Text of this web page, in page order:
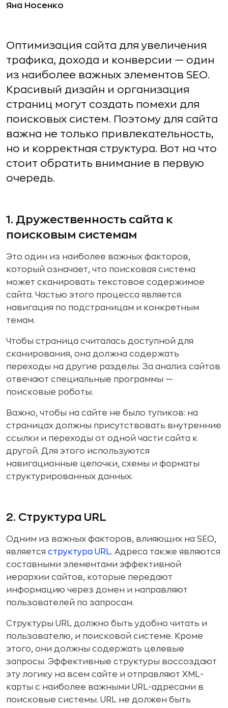
Яна Носенко
Оптимизация сайта для увеличения
трафика, дохода и конверсии — один
из наиболее важных элементов SEO.
Красивый дизайн и организация
страниц могут создать помехи для
поисковых систем. Поэтому для сайта
важна не только привлекательность,
но и корректная структура. Вот на что
стоит обратить внимание в первую
очередь.
1. Дружественность сайта к
поисковым системам
Это один из наиболее важных факторов,
который означает, что поисковая система
может сканировать текстовое содержимое
сайта. Частью этого процесса является
навигация по подстраницам и конкретным
темам.
Чтобы страница считалась доступной для
сканирования, она должна содержать
переходы на другие разделы. За анализ сайтов
отвечают специальные программы —
поисковые роботы.
Важно, чтобы на сайте не было тупиков: на
страницах должны присутствовать внутренние
ссылки и переходы от одной части сайта к
другой. Для этого используются
навигационные цепочки, схемы и форматы
структурированных данных.
2. Структура URL
Одним из важных факторов, влияющих на SEO,
является структура URL. Адреса также являются
составными элементами эффективной
иерархии сайтов, которые передают
информацию через домен и направляют
пользователей по запросам.
Структуры URL должно быть удобно читать и
пользователю, и поисковой системе. Кроме
этого, они должны содержать целевые
запросы. Эффективные структуры воссоздают
эту логику на всем сайте и отправляют XML-
карты с наиболее важными URL-адресами в
поисковые системы. URL не должен быть